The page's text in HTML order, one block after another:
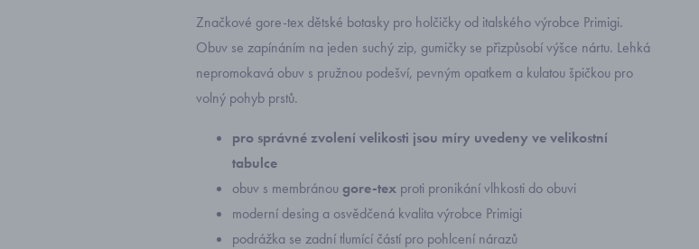
Značkové gore-tex dětské botasky pro holčičky od italského výrobce Primigi.
Obuv se zapínáním na jeden suchý zip, gumičky se přizpůsobí výšce nártu. Lehká
nepromokavá obuv s pružnou podešví, pevným opatkem a kulatou špičkou pro
volný pohyb prstů.
pro správné zvolení velikosti jsou míry uvedeny ve velikostní
tabulce
obuv s membránougore-tex proti pronikání vlhkosti do obuvi
moderní desing a osvědčená kvalita výrobce Primigi
podrážka se zadní tlumící částí pro pohlcení nárazů